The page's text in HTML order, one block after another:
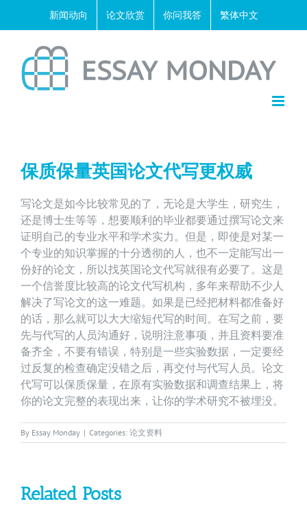
新闻动向 论文欣赏 你问我答 繁体中文
保质保量英国论文代写更权威
写论文是如今比较常见的了，无论是大学生，研究生，
还是博士生等等，想要顺利的毕业都要通过撰写论文来
证明自己的专业水平和学术实力。但是，即使是对某一
个专业的知识掌握的十分透彻的人，也不一定能写出一
份好的论文，所以找英国论文代写就很有必要了。这是
一个信誉度比较高的论文代写机构，多年来帮助不少人
解决了写论文的这一难题。如果是已经把材料都准备好
的话，那么就可以大大缩短代写的时间。在写之前，要
先与代写的人员沟通好，说明注意事项，并且资料要准
备齐全，不要有错误，特别是一些实验数据，一定要经
过反复的检查确定没错之后，再交付与代写人员。论文
代写可以保质保量，在原有实验数据和调查结果上，将
你的论文完整的表现出来，让你的学术研究不被埋没。
By Essay Monday | Categories: 论文资料
Related Posts